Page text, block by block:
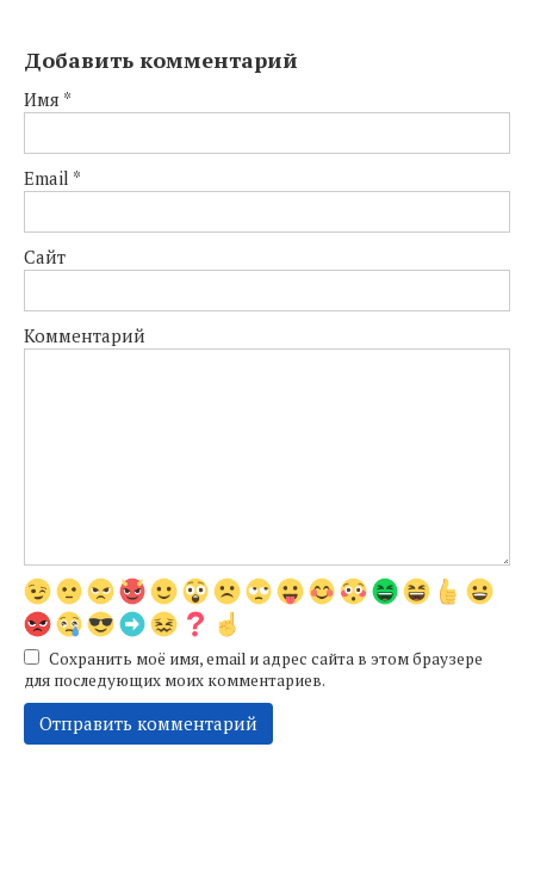
Добавить комментарий
Имя *
Email *
Сайт
Комментарий
Сохранить моё имя, email и адрес сайта в этом браузере
для последующих моих комментариев.